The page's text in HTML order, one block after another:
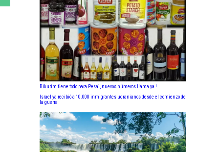
Bikurim tiene todo para Pesaj, nuevos números llama ya !
Israel ya recibió a 10.000 inmigrantes ucranianos desde el comienzo de
la guerra